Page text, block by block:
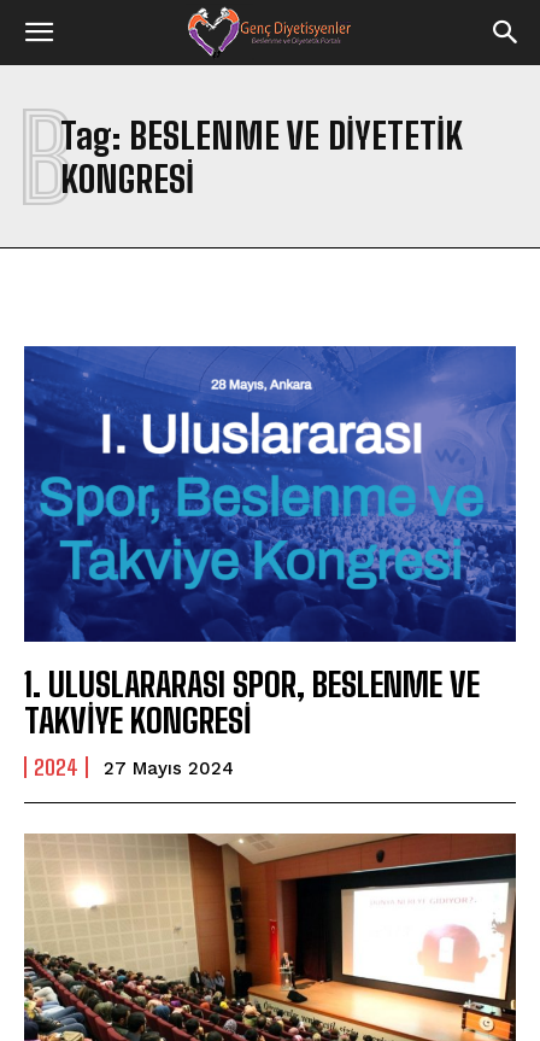
Tag: BESLENME VE DIYETETIK
KONGRESI
B
1. ULUSLARARASI SPOR, BESLENME VE
TAKVİYE KONGRESİ
2024 27 Mayıs 2024